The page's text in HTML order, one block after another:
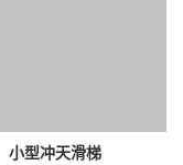
小型冲天滑梯